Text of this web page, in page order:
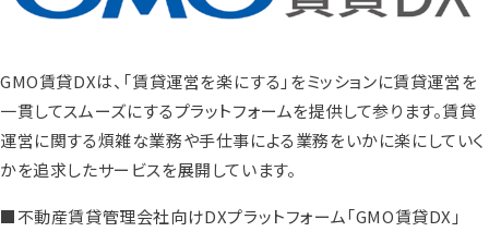
GMO賃貸DXは、「賃貸運営を楽にする」をミッションに賃貸運営を
一貫してスムーズにするプラットフォームを提供して参ります。賃貸
運営に関する煩雑な業務や手仕事による業務をいかに楽にしていく
かを追求したサービスを展開しています。
■不動産賃貸管理会社向けDXプラットフォーム「GMO賃貸DX」